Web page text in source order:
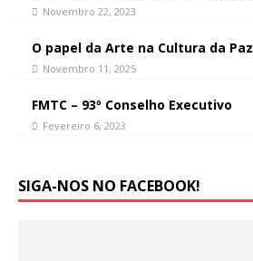
Novembro 22, 2023
O papel da Arte na Cultura da Paz
Novembro 11, 2025
FMTC – 93º Conselho Executivo
Fevereiro 6, 2023
SIGA-NOS NO FACEBOOK!